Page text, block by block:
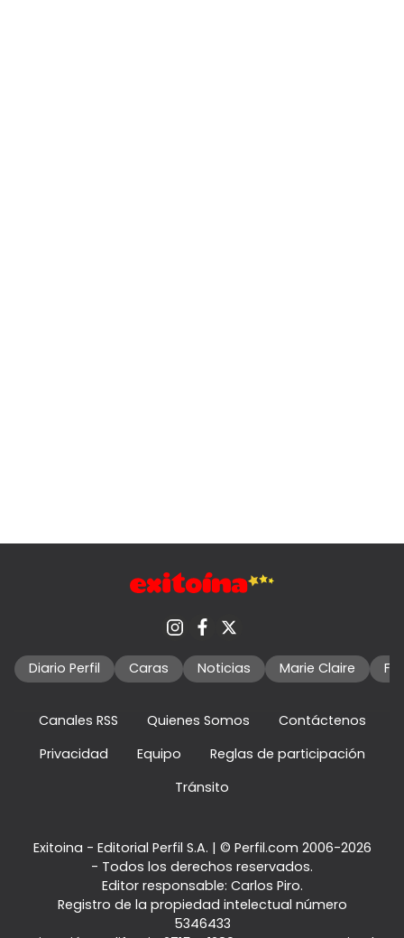
Diario Perfil Caras Noticias Marie Claire
Canales RSS Quienes Somos
Contáctenos
Privacidad
Equipo
Reglas de participación
Tránsito
Exitoina - Editorial Perfil S.A. | © Perfil.com 2006-2026
- Todos los derechos reservados.
Editor responsable: Carlos Piro.
Registro de la propiedad intelectual número
5346433